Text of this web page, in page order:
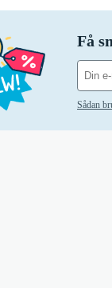
Få
Sådan